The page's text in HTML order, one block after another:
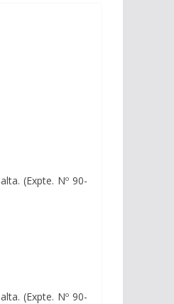
(Expte. Nº 90-
(Expte. Nº 90-